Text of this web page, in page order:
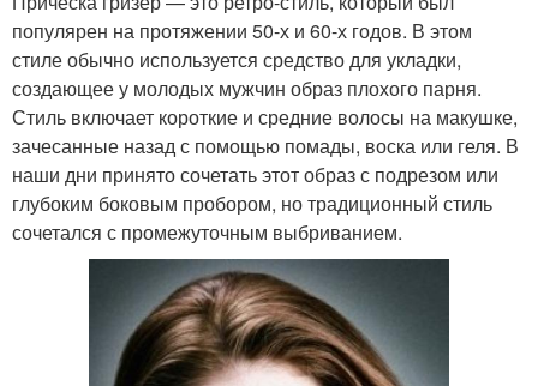
популярен на протяжении 50-х и 60-х годов. В этом
стиле обычно используется средство для укладки,
создающее у молодых мужчин образ плохого парня.
Стиль включает короткие и средние волосы на макушке,
зачесанные назад с помощью помады, воска или геля. В
наши дни принято сочетать этот образ с подрезом или
глубоким боковым пробором, но традиционный стиль
сочетался с промежуточным выбриванием.